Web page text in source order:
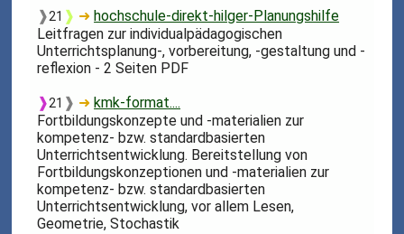
❱21 ❱ ➜hochschule-direkt-hilger-Planungshilfe
Leitfragen zur individualpädagogischen
Unterrichtsplanung-, vorbereitung, -gestaltung und -
reflexion - 2 Seiten PDF
❱21 ❱ ➜kmk-format....
Fortbildungskonzepte und -materialien zur
kompetenz- bzw. standardbasierten
Unterrichtsentwicklung. Bereitstellung von
Fortbildungskonzeptionen und -materialien zur
kompetenz- bzw. standardbasierten
Unterrichtsentwicklung, vor allem Lesen,
Geometrie, Stochastik